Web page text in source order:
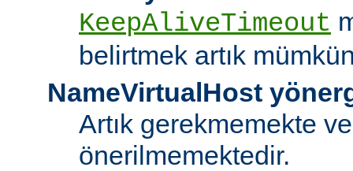
KeepAliveTimeout
belirtmek artık
NameVirtualHost
Artık gerekmemekte ve
önerilmemektedir.